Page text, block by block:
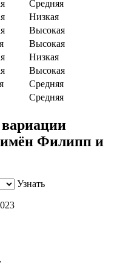
Средняя
Низкая
Высокая
Высокая
Низкая
Высокая
Средняя
Средняя
имён Филипп и
Узнать
,